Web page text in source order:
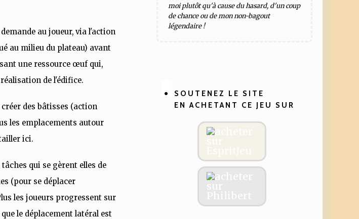
au joueur, via l'action
au milieu du plateau) avant
une ressource œuf qui,
de l'édifice.
des bâtisses (action
les emplacements autour
ici.
qui se gèrent elles de
(pour se déplacer
les joueurs progressent sur
le déplacement latéral est
moi plutôt qu'à cause du hasard, d'un coup
de chance ou de mon non-bagout
légendaire !
SOUTENEZ LE SITE
EN ACHETANT CE JEU SUR